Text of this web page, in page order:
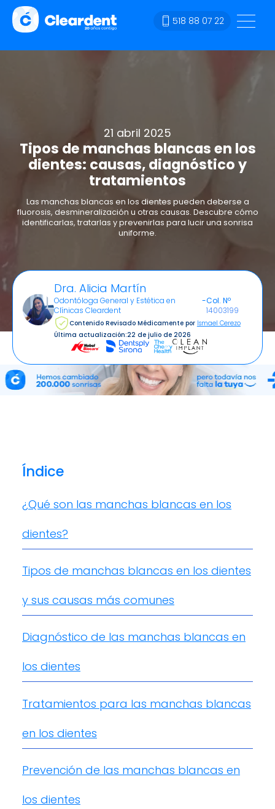
518 88 07 22
21 abril 2025
Tipos de manchas blancas en los
dientes: causas, diagnóstico y
tratamientos
Las manchas blancas en los dientes pueden deberse a
fluorosis, desmineralización u otras causas. Descubre cómo
identificarlas, tratarlas y prevenirlas para lucir una sonrisa
uniforme.
Dra. Alicia Martín
Odontóloga General y Estética en
Clínicas Cleardent
-Col. Nº
14003199
Contenido Revisado Médicamente por Ismael Cerezo
Última actualización:22 de julio de 2026
Índice
¿Qué son las manchas blancas en los
dientes?
Tipos de manchas blancas en los dientes
y sus causas más comunes
Diagnóstico de las manchas blancas en
los dientes
Tratamientos para las manchas blancas
en los dientes
Prevención de las manchas blancas en
los dientes